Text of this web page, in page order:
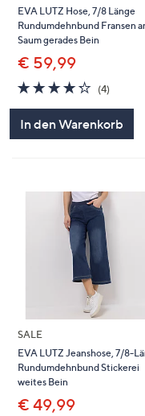
EVA LUTZ Hose, 7/8 Länge
Rundumdehnbund Fransen
Saum gerades Bein
€ 59,99
4.2
von
5
(4)
In den Warenkorb
SALE
EVA LUTZ Jeanshose, 7/8-
Rundumdehnbund Stickerei
weites Bein
€ 49,99